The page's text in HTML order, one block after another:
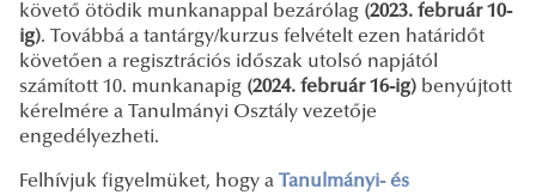
követő ötödik munkanappal bezárólag (2023. február 10-
ig). Továbbá a tantárgy/kurzus felvételt ezen határidőt
követően a regisztrációs időszak utolsó napjától
számított 10. munkanapig (2024. február 16-ig) benyújtott
kérelmére a Tanulmányi Osztály vezetője
engedélyezheti.
Felhívjuk figyelmüket, hogy a Tanulmányi-és